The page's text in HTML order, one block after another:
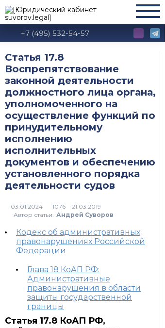
+7 (495) 532-54-57
Статья 17.8
Воспрепятствование
законной деятельности
должностного лица органа,
уполномоченного на
осуществление функций по
принудительному
исполнению
исполнительных
документов и обеспечению
установленного порядка
деятельности судов
1076
Автор статьи: Андрей Суворов
Кодекс об административных
правонарушениях Российской
Федерации
Глава 18 КоАП РФ:
Административные
правонарушения в области
защиты государственной
границы
Статья 17.8 КоАП РФ,